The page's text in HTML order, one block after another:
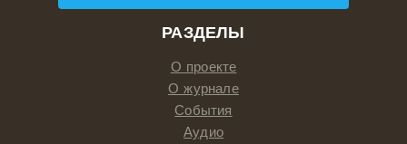
РАЗДЕЛЫ
О проекте
О журнале
События
Аудио